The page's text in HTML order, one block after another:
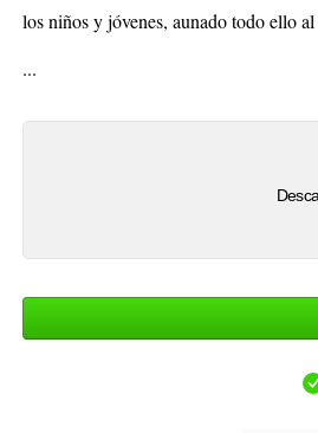
los niños y jóvenes, aunado todo ello
...